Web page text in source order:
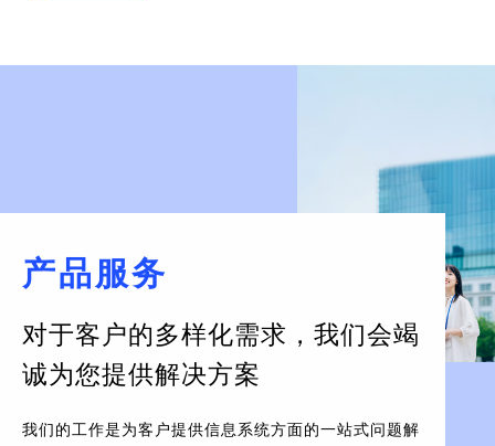
产品服务
对于客户的多样化需求， 我们会竭
诚为您提供解决方案
我们的工作是为客户提供信息系统方面的一站式问题解